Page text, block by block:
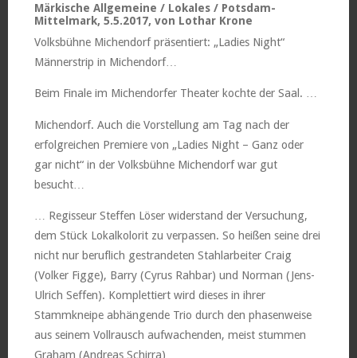
Märkische Allgemeine / Lokales / Potsdam-
Mittelmark, 5.5.2017, von Lothar Krone
Volksbühne Michendorf präsentiert: „Ladies Night“
Männerstrip in Michendorf…
Beim Finale im Michendorfer Theater kochte der Saal. …
Michendorf. Auch die Vorstellung am Tag nach der
erfolgreichen Premiere von „Ladies Night – Ganz oder
gar nicht“ in der Volksbühne Michendorf war gut
besucht…
… Regisseur Steffen Löser widerstand der Versuchung,
dem Stück Lokalkolorit zu verpassen. So heißen seine drei
nicht nur beruflich gestrandeten Stahlarbeiter Craig
(Volker Figge), Barry (Cyrus Rahbar) und Norman (Jens-
Ulrich Seffen). Komplettiert wird dieses in ihrer
Stammkneipe abhängende Trio durch den phasenweise
aus seinem Vollrausch aufwachenden, meist stummen
Graham (Andreas Schirra)…